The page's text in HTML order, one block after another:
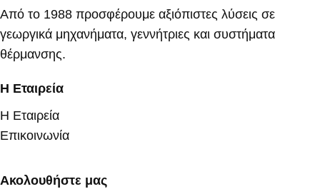
Από το 1988 προσφέρουμε αξιόπιστες λύσεις σε
γεωργικά μηχανήματα, γεννήτριες και συστήματα
θέρμανσης.
Η Εταιρεία
Η Εταιρεία
Επικοινωνία
Ακολουθήστε μας